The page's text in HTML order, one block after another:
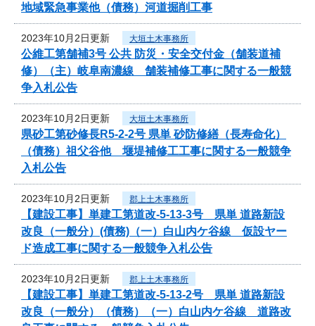
地域緊急事業他（債務）河道掘削工事
2023年10月2日更新 大垣土木事務所
公維工第舗補3号 公共 防災・安全交付金（舗装道補
修）（主）岐阜南濃線 舗装補修工事に関する一般競
争入札公告
2023年10月2日更新 大垣土木事務所
県砂工第砂修長R5-2-2号 県単 砂防修繕（長寿命化）
（債務）祖父谷他 堰堤補修工工事に関する一般競争
入札公告
2023年10月2日更新 郡上土木事務所
【建設工事】単建工第道改-5-13-3号 県単 道路新設
改良（一般分）(債務)（一）白山内ケ谷線 仮設ヤー
ド造成工事に関する一般競争入札公告
2023年10月2日更新 郡上土木事務所
【建設工事】単建工第道改-5-13-2号 県単 道路新設
改良（一般分）（債務）（一）白山内ケ谷線 道路改